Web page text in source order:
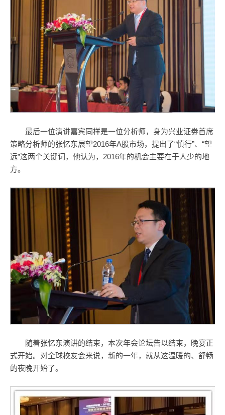
最后一位演讲嘉宾同样是一位分析师，身为兴业证劵首席
策略分析师的张忆东展望2016年A股市场，提出了“慎行”、“望
远”这两个关键词，他认为，2016年的机会主要在于人少的地
方。
随着张忆东演讲的结束，本次年会论坛告以结束，晚宴正
式开始。对全球校友会来说，新的一年，就从这温暖的、舒畅
的夜晚开始了。